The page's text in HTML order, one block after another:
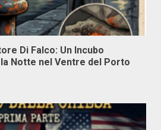
Di Falco: Un Incubo
Notte nel Ventre del Porto